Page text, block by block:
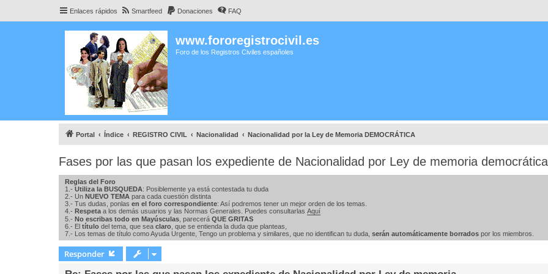
Enlaces rápidos Smartfeed Donaciones FAQ
www.fororegistrocivil.es
Foro de los Registros Civiles españoles
Portal Índice REGISTRO CIVIL Nacionalidad Nacionalidad por la Ley de Memoria DEMOCRÁTICA
Fases por las que pasan los expediente de Nacionalidad por Ley de memoria
Reglas del Foro
1.- Utiliza la BUSQUEDA: Posiblemente ya está contestada tu duda
2.- Un NUEVO TEMA para cada cuestión distinta
3.- Tus dudas, ponlas en el foro correspondiente: Así podremos tener un mejor orden de los temas.
4.- Respeta a los demás usuarios y las Normas Generales. Puedes consultarlas Aquí
5.- No escribas todo en Mayúsculas , parecerá QUE GRITAS
6.- El título del tema, que sea claro , que se entienda la duda que planteas,
7.- Los temas de título como Ayuda Urgente, Tengo un problema y similares, que no identifican tu duda, serán automáticamente borrados por los miembros.
Responder